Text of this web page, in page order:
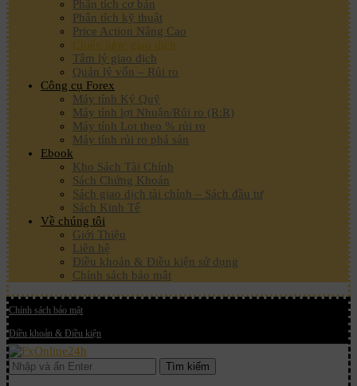
Phân tích cơ bản
Phân tích kỹ thuật
Price Action Nâng Cao
Chiến lược giao dịch
Tâm lý giao dịch
Quản lý vốn – Rủi ro
Công cụ Forex
Máy tính Ký Quỹ
Máy tính lợi Nhuận/Rủi ro (R:R)
Máy tính Lot theo % rủi ro
Máy tính rủi ro phá sản
Ebook
Kho Sách Tài Chính
Sách Chứng Khoán
Sách giao dịch tài chính – Sách đầu tư
Sách Kinh Tế
Về chúng tôi
Giới Thiệu
Liên hệ
Điều khoản & Điều kiện sử dụng
Chính sách bảo mật
Chính sách bảo mật
Điều khoản & Điều kiện
Tìm kiếm